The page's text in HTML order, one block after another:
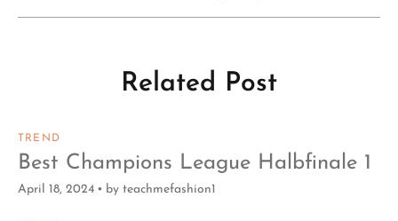
Related Post
TREND
Best Champions League Halbfinale 1
April 18, 2024 by teachmefashion1